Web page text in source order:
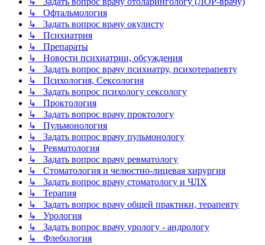
↳ Офтальмология
↳ Задать вопрос врачу окулисту
↳ Психиатрия
↳ Препараты
↳ Новости психиатрии, обсуждения
↳ Задать вопрос врачу психиатру, психотерапевту
↳ Психология, Сексология
↳ Задать вопрос психологу сексологу
↳ Проктология
↳ Задать вопрос врачу проктологу
↳ Пульмонология
↳ Задать вопрос врачу пульмонологу
↳ Ревматология
↳ Задать вопрос врачу ревматологу
↳ Стоматология и челюстно-лицевая хирургия
↳ Задать вопрос врачу стоматологу и ЧЛХ
↳ Терапия
↳ Задать вопрос врачу общей практики, терапевту
↳ Урология
↳ Задать вопрос врачу урологу - андрологу
↳ Флебология